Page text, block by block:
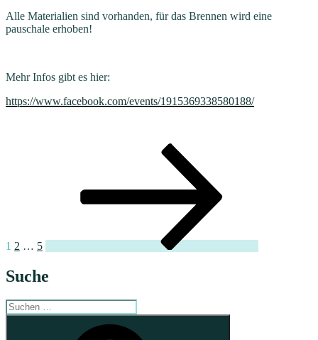
Alle Materialien sind vorhanden, für das Brennen wird eine
pauschale erhoben!
Mehr Infos gibt es hier:
https://www.facebook.com/events/1915369338580188/
1 2 … 5
Suche
Suche
nach: